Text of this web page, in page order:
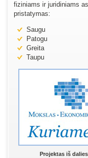
fiziniams ir juridiniams
pristatymas:
Saugu
Patogu
Greita
Taupu
Projektas iš